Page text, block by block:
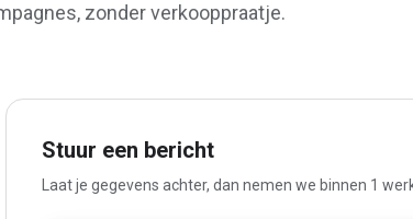
zonder verkooppraatje.
Stuur een bericht
Laat je gegevens achter, dan nemen we binnen 1